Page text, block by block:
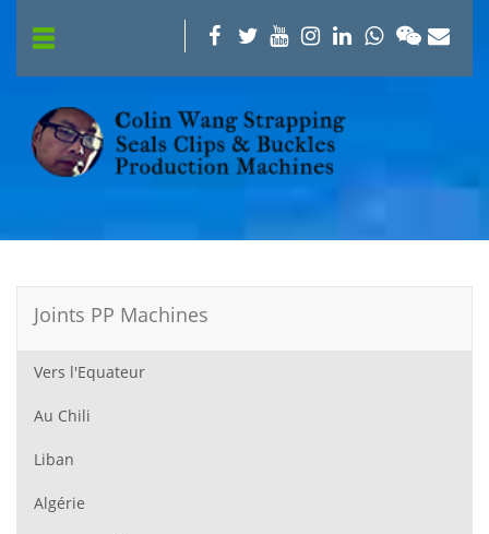
Joints PP Machines
Vers l'Equateur
Au Chili
Liban
Algérie